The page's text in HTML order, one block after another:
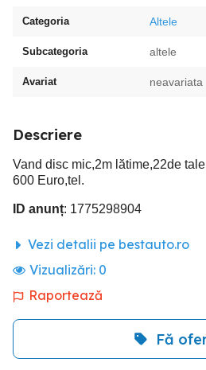
Categoria Altele
Subcategoria altele
Avariat neavariata
Descriere
Vand disc mic,2m lătime,22de
600 Euro,tel.
ID anunț: 1775298904
Vezi detalii pe bestauto.ro
Vizualizări: 0
Raportează
Fă